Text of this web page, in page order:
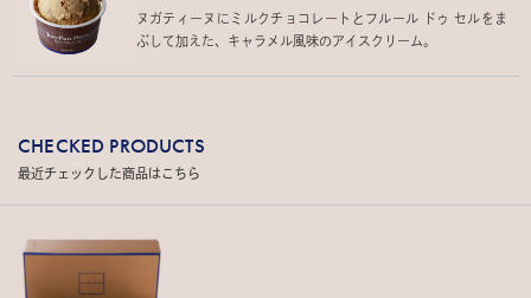
ヌガティーヌにミルクチョコレートとフルール ドゥ セルをま
ぶして加えた、キャラメル風味のアイスクリーム。
CHECKED PRODUCTS
最近チェックした商品はこちら